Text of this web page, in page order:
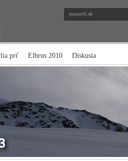
mmsoft.sk
prť Elbrus 2010 Diskusia